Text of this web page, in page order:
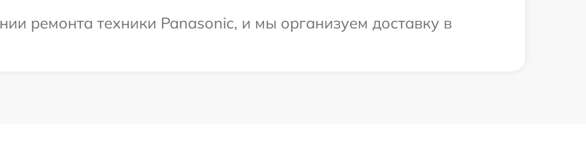
ремонта техники Panasonic, и мы организуем доставку в